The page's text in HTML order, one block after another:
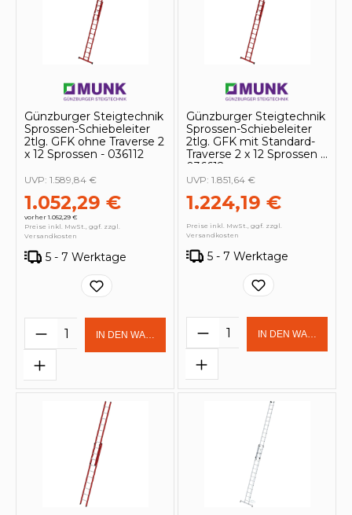
Günzburger Steigtechnik
Sprossen-Schiebeleiter
2tlg. GFK ohne Traverse 2
x 12 Sprossen - 036112
1.052,29 €
vorher 1.052,29 €
UVP: 1.589,84 €
Preise inkl. MwSt., ggf. zzgl.
Versandkosten
5 - 7 Werktage
Produkt Anzahl: Gib den
IN DEN WARENKORB
Günzburger Steigtechnik
Sprossen-Schiebeleiter
2tlg. GFK mit Standard-
Traverse 2 x 12 Sprossen -
036612
1.224,19 €
UVP: 1.851,64 €
Preise inkl. MwSt., ggf. zzgl.
Versandkosten
5 - 7 Werktage
Produkt Anzahl:
IN DEN